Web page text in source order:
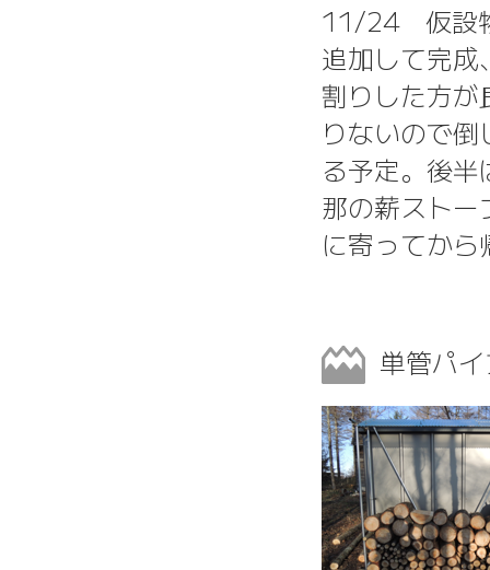
11/24 仮設
追加して完
割りした方
りないので
る予定。後
那の薪スト
に寄ってか
単管パ